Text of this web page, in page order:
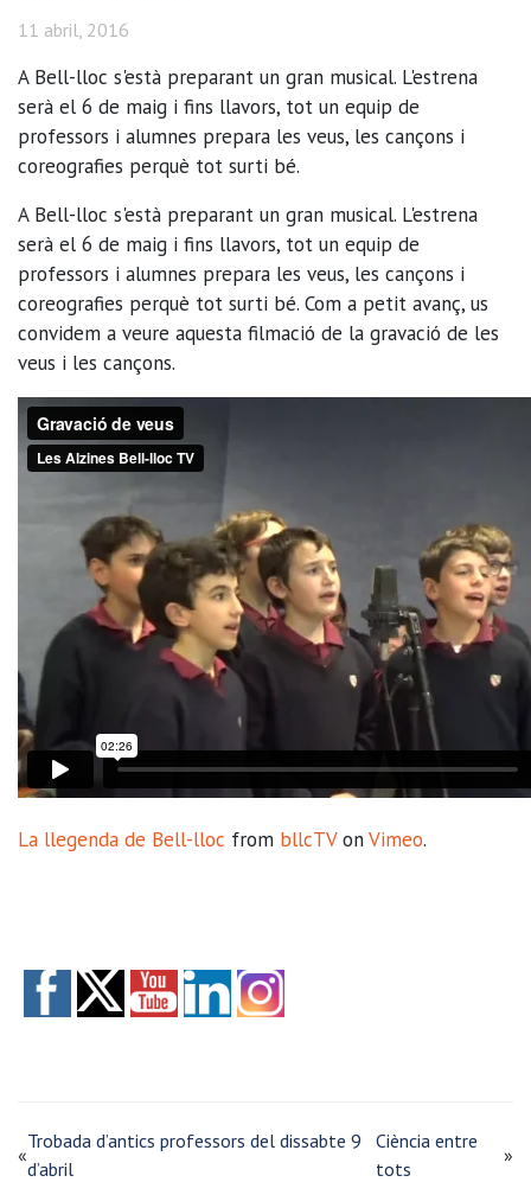
11 abril, 2016
A Bell-lloc s'està preparant un gran musical. L'estrena
serà el 6 de maig i fins llavors, tot un equip de
professors i alumnes prepara les veus, les cançons i
coreografies perquè tot surti bé.
A Bell-lloc s'està preparant un gran musical. L'estrena
serà el 6 de maig i fins llavors, tot un equip de
professors i alumnes prepara les veus, les cançons i
coreografies perquè tot surti bé. Com a petit avanç, us
convidem a veure aquesta filmació de la gravació de les
veus i les cançons.
La llegenda de Bell-lloc from bllcTVonVimeo.
«
Trobada d’antics professors del dissabte 9
d’abril
Ciència entre
tots
»